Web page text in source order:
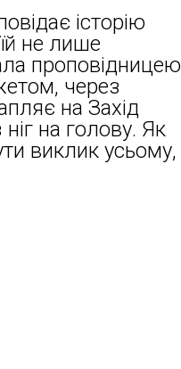
історію
не лише
проповідницею
через
на Захід
ніг на голову. Як
виклик усьому,